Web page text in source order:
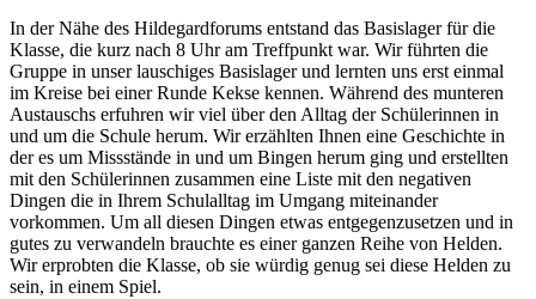
In der Nähe des Hildegardforums entstand das Basislager für die
Klasse, die kurz nach 8 Uhr am Treffpunkt war. Wir führten die
Gruppe in unser lauschiges Basislager und lernten uns erst einmal
im Kreise bei einer Runde Kekse kennen. Während des munteren
Austauschs erfuhren wir viel über den Alltag der Schülerinnen in
und um die Schule herum. Wir erzählten Ihnen eine Geschichte in
der es um Missstände in und um Bingen herum ging und erstellten
mit den Schülerinnen zusammen eine Liste mit den negativen
Dingen die in Ihrem Schulalltag im Umgang miteinander
vorkommen. Um all diesen Dingen etwas entgegenzusetzen und in
gutes zu verwandeln brauchte es einer ganzen Reihe von Helden.
Wir erprobten die Klasse, ob sie würdig genug sei diese Helden zu
sein, in einem Spiel.